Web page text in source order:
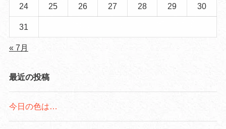
24 25 26 27 28 29 30
31
« 7月
最近の投稿
今日の色は…